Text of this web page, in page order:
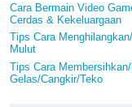
Cara Bermain Video
Cerdas & Kekeluargaan
Tips Cara
Mulut
Tips Cara
Gelas/Cangkir/Teko